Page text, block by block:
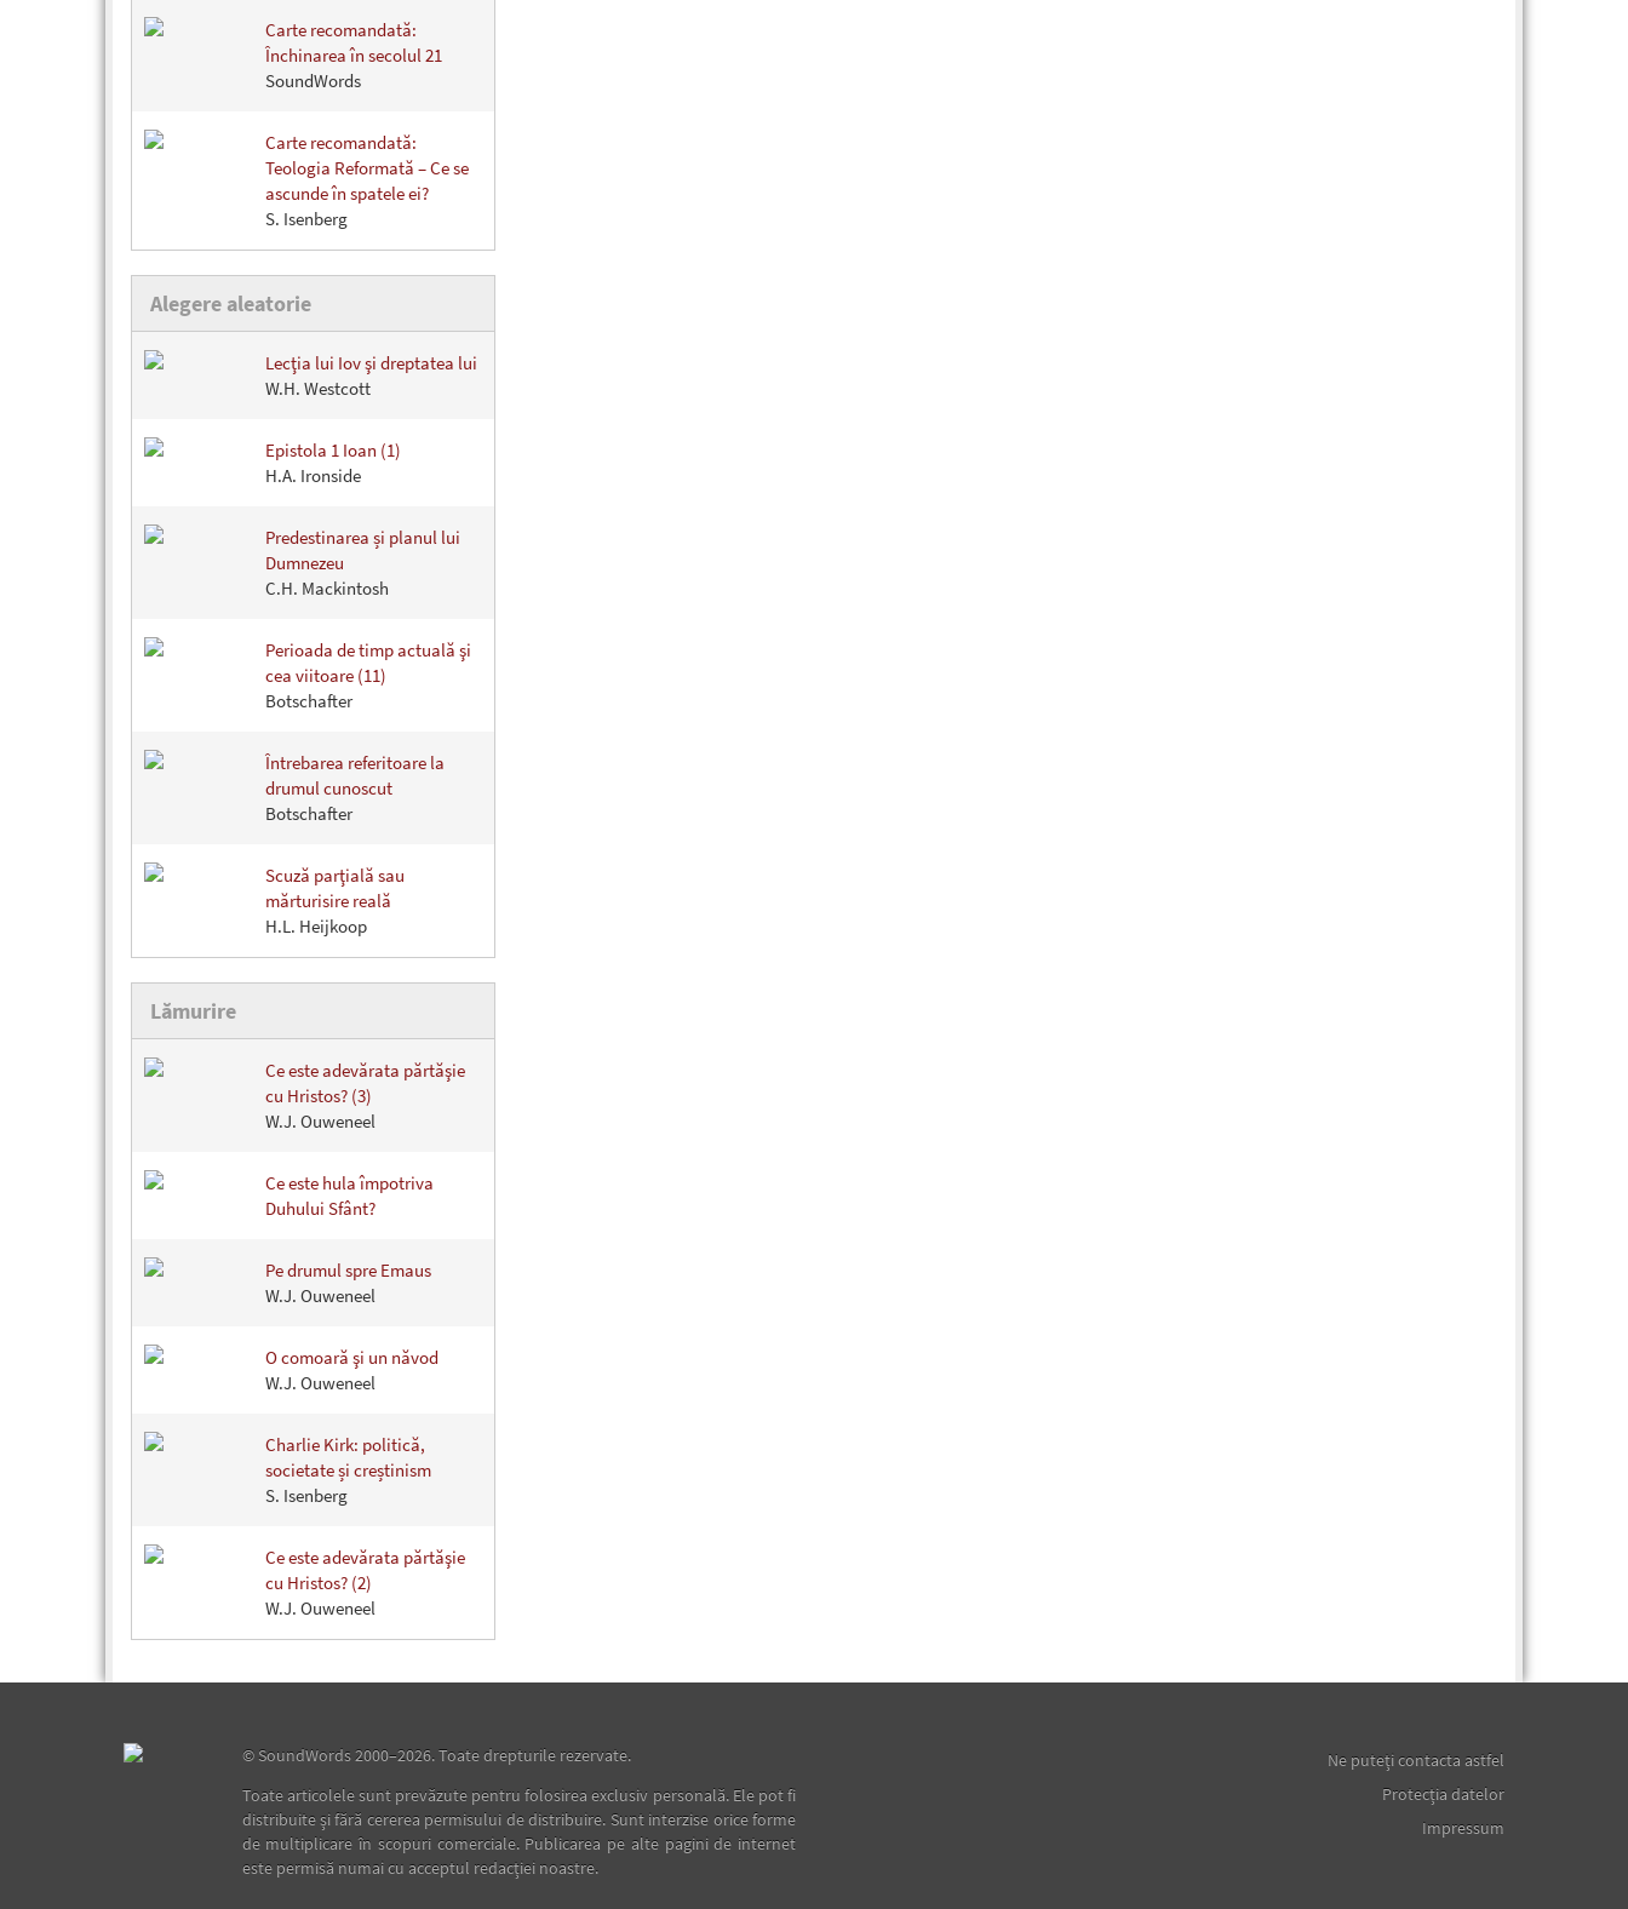
Carte recomandată:
Închinarea în secolul 21
SoundWords
Carte recomandată:
Teologia Reformată – Ce se
ascunde în spatele ei?
S. Isenberg
Alegere aleatorie
Lecţia lui Iov şi dreptatea lui
W.H. Westcott
Epistola 1 Ioan (1)
H.A. Ironside
Predestinarea și planul lui
Dumnezeu
C.H. Mackintosh
Perioada de timp actuală şi
cea viitoare (11)
Botschafter
Întrebarea referitoare la
drumul cunoscut
Botschafter
Scuză parţială sau
mărturisire reală
H.L. Heijkoop
Lămurire
Ce este adevărata părtăşie
cu Hristos? (3)
W.J. Ouweneel
Ce este hula împotriva
Duhului Sfânt?
Pe drumul spre Emaus
W.J. Ouweneel
O comoară şi un năvod
W.J. Ouweneel
Charlie Kirk: politică,
societate și creștinism
S. Isenberg
Ce este adevărata părtăşie
cu Hristos? (2)
W.J. Ouweneel
©SoundWords2000–2026. Toate drepturile rezervate.
Toate articolele sunt prevăzute pentru folosirea exclusiv personală. Ele pot fi
distribuite şi fără cererea permisului de distribuire. Sunt interzise orice forme
de multiplicare în scopuri comerciale. Publicarea pe alte pagini de internet
este permisă numai cu acceptul redacţiei noastre.
Ne puteţi contacta astfel
Protecţia datelor
Impressum